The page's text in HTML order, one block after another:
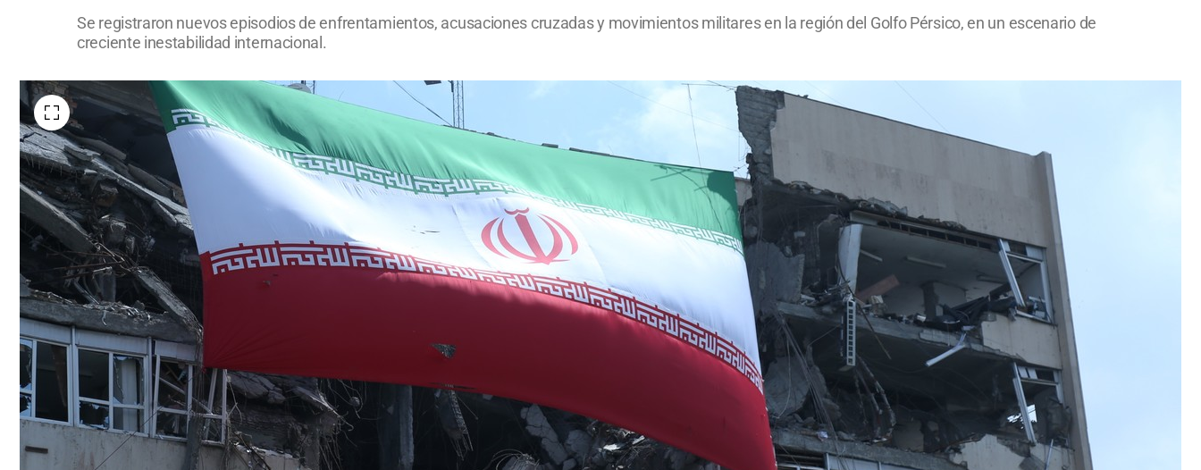
Se registraron nuevos episodios de enfrentamientos, acusaciones cruzadas y movimientos militares en la región del Golfo Pérsico, en un escenario de
creciente inestabilidad internacional.